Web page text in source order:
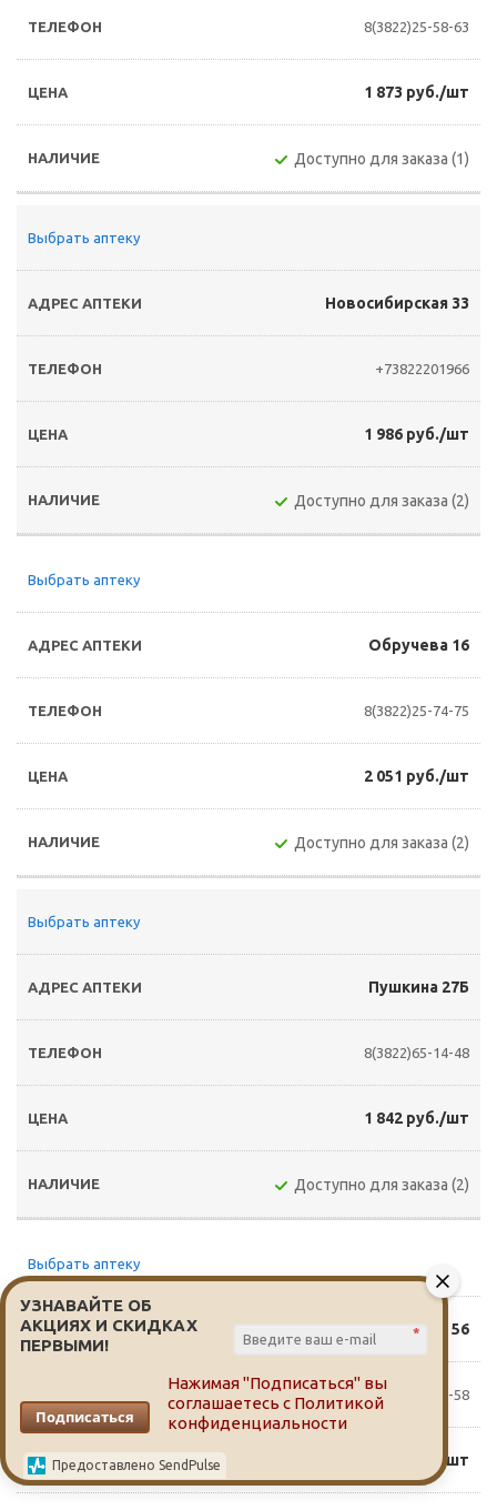
8(3822)25-58-63
1 873 руб./шт
Доступно для заказа (1)
Выбрать аптеку
Новосибирская 33
+73822201966
1 986 руб./шт
Доступно для заказа (2)
Выбрать аптеку
Обручева 16
8(3822)25-74-75
2 051 руб./шт
Доступно для заказа (2)
Выбрать аптеку
Пушкина 27Б
8(3822)65-14-48
1 842 руб./шт
Доступно для заказа (2)
Выбрать аптеку
Пушкина 56
8(3822)94-12-58
1 898 руб./шт
УЗНАВАЙТЕ ОБ
АКЦИЯХ И СКИДКАХ
ПЕРВЫМИ!
*
Подписаться
Нажимая "Подписаться" вы
соглашаетесь с Политикой
конфиденциальности
Предоставлено SendPulse